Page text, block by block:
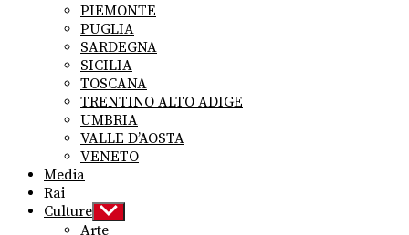
PIEMONTE
PUGLIA
SARDEGNA
SICILIA
TOSCANA
TRENTINO ALTO ADIGE
UMBRIA
VALLE D’AOSTA
VENETO
Media
Rai
Culture Show
sub
Arte